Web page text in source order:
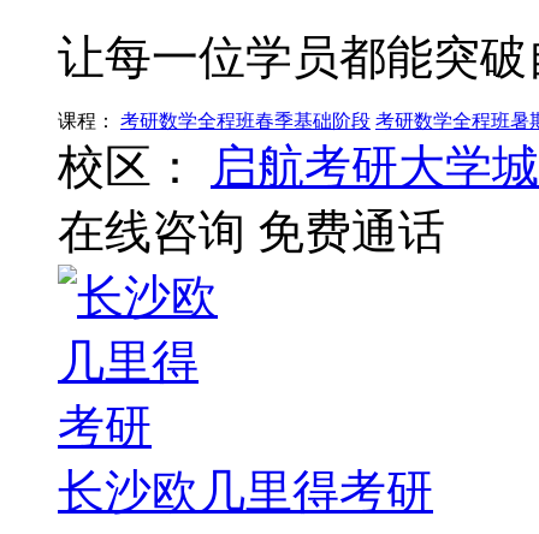
让每一位学员都能突破
课程： 考研数学全程班春季基础阶段 考研数学全程班暑
校区：
启航考研大学
在线咨询 免费通话
长沙欧几里得考研